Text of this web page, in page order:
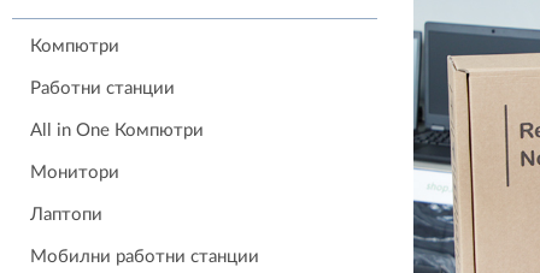
Компютри
Работни станции
All in One Компютри
Монитори
Лаптопи
Мобилни работни станции